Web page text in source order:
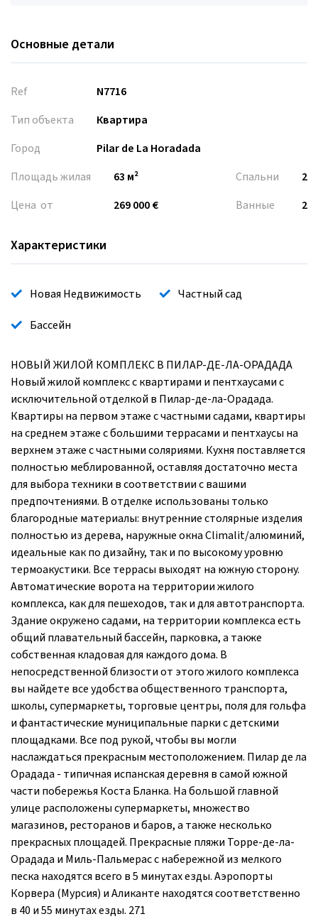
Основные детали
Ref
N7716
Тип объекта
Квартира
Город
Pilar de La Horadada
Площадь жилая
63 м²
Цена от
269 000 €
Спальни
2
Ванные
2
Характеристики
Новая Недвижимость
Частный сад
Бассейн
НОВЫЙ ЖИЛОЙ КОМПЛЕКС В ПИЛАР-ДЕ-ЛА-ОРАДАДА
Новый жилой комплекс с квартирами и пентхаусами с
исключительной отделкой в Пилар-де-ла-Орадада.
Квартиры на первом этаже с частными садами, квартиры
на среднем этаже с большими террасами и пентхаусы на
верхнем этаже с частными соляриями. Кухня поставляется
полностью меблированной, оставляя достаточно места
для выбора техники в соответствии с вашими
предпочтениями. В отделке использованы только
благородные материалы: внутренние столярные изделия
полностью из дерева, наружные окна Climalit/алюминий,
идеальные как по дизайну, так и по высокому уровню
термоакустики. Все террасы выходят на южную сторону.
Автоматические ворота на территории жилого
комплекса, как для пешеходов, так и для автотранспорта.
Здание окружено садами, на территории комплекса есть
общий плавательный бассейн, парковка, а также
собственная кладовая для каждого дома. В
непосредственной близости от этого жилого комплекса
вы найдете все удобства общественного транспорта,
школы, супермаркеты, торговые центры, поля для гольфа
и фантастические муниципальные парки с детскими
площадками. Все под рукой, чтобы вы могли
наслаждаться прекрасным местоположением. Пилар де ла
Орадада - типичная испанская деревня в самой южной
части побережья Коста Бланка. На большой главной
улице расположены супермаркеты, множество
магазинов, ресторанов и баров, а также несколько
прекрасных площадей. Прекрасные пляжи Торре-де-ла-
Орадада и Миль-Пальмерас с набережной из мелкого
песка находятся всего в 5 минутах езды. Аэропорты
Корвера (Мурсия) и Аликанте находятся соответственно
в 40 и 55 минутах езды. 271